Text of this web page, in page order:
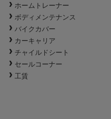
ホームトレーナー
ボディメンテナンス
バイクカバー
カーキャリア
チャイルドシート
セールコーナー
工賃